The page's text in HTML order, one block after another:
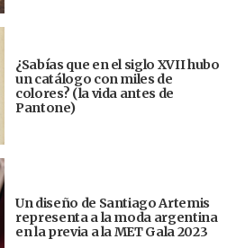
¿Sabías que en el siglo XVII hubo
un catálogo con miles de
colores? (la vida antes de
Pantone)
Un diseño de Santiago Artemis
representa a la moda argentina
en la previa a la MET Gala 2023